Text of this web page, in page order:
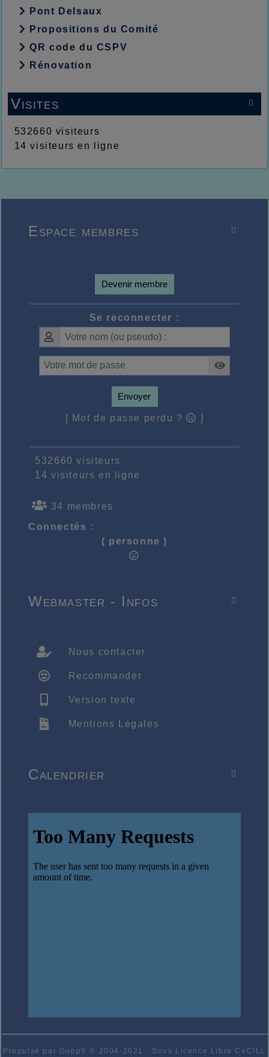
Pont Delsaux
Propositions du Comité
QR code du CSPV
Rénovation

Visites
532660 visiteurs
14 visiteurs en ligne

Espace membres
Devenir membre
Se reconnecter :
Envoyer
[ Mot de passe perdu ? ]
532660 visiteurs
14 visiteurs en ligne
34 membres
Connectés :
( personne )

Webmaster - Infos
Nous contacter
Recommander
Version texte
Mentions Légales

Calendrier
Propulsé par GuppY© 2004-2021 Sous Licence Libre CeCILL